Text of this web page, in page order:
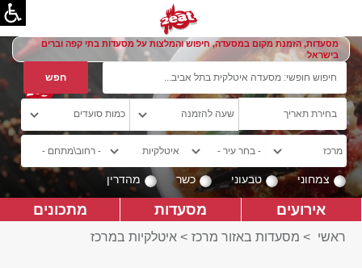
מסעדות, הזמנת מקום במסעדה, חיפוש והמלצות על מסעדות בתי קפה וברים
בישראל
צמחוני טבעוני כשר מהדרין
אירועים מסעדות מתכונים
ראשי > מסעדות באזור מרכז > איטלקיות במרכז